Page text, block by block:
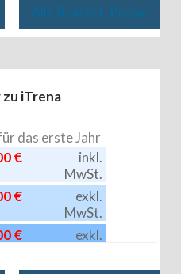
Alle Reseller-Preise
iTrena
das erste Jahr
€
inkl.
MwSt.
€
exkl.
MwSt.
€
exkl.